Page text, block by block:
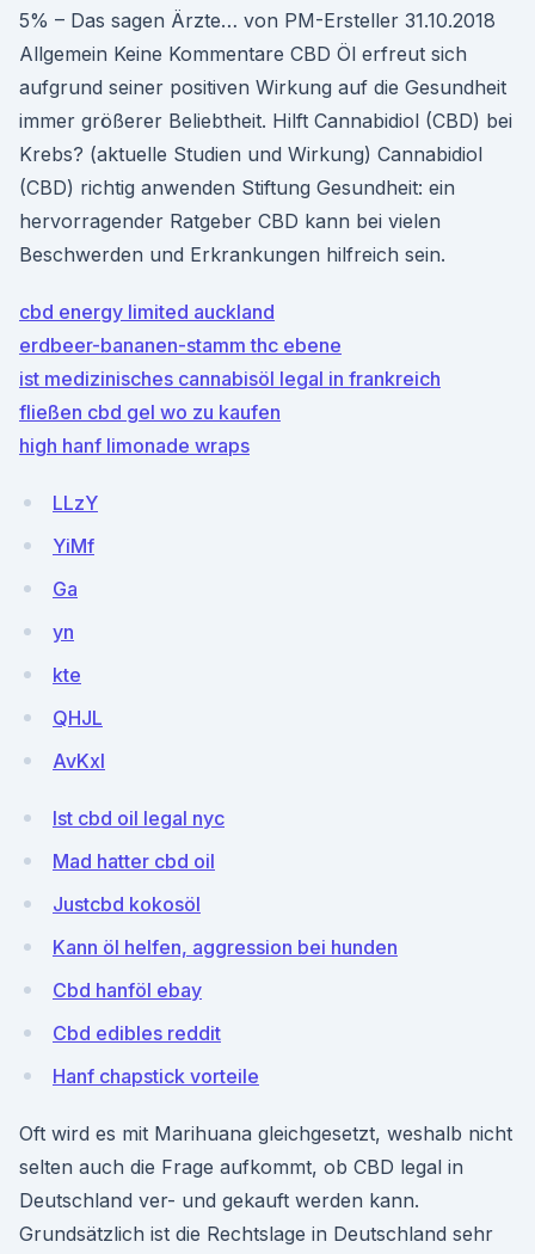
5% – Das sagen Ärzte… von PM-Ersteller 31.10.2018
Allgemein Keine Kommentare CBD Öl erfreut sich
aufgrund seiner positiven Wirkung auf die Gesundheit
immer größerer Beliebtheit. Hilft Cannabidiol (CBD) bei
Krebs? (aktuelle Studien und Wirkung) Cannabidiol
(CBD) richtig anwenden Stiftung Gesundheit: ein
hervorragender Ratgeber CBD kann bei vielen
Beschwerden und Erkrankungen hilfreich sein.
cbd energy limited auckland
erdbeer-bananen-stamm thc ebene
ist medizinisches cannabisöl legal in frankreich
fließen cbd gel wo zu kaufen
high hanf limonade wraps
LLzY
YiMf
Ga
yn
kte
QHJL
AvKxI
Ist cbd oil legal nyc
Mad hatter cbd oil
Justcbd kokosöl
Kann öl helfen, aggression bei hunden
Cbd hanföl ebay
Cbd edibles reddit
Hanf chapstick vorteile
Oft wird es mit Marihuana gleichgesetzt, weshalb nicht
selten auch die Frage aufkommt, ob CBD legal in
Deutschland ver- und gekauft werden kann.
Grundsätzlich ist die Rechtslage in Deutschland sehr